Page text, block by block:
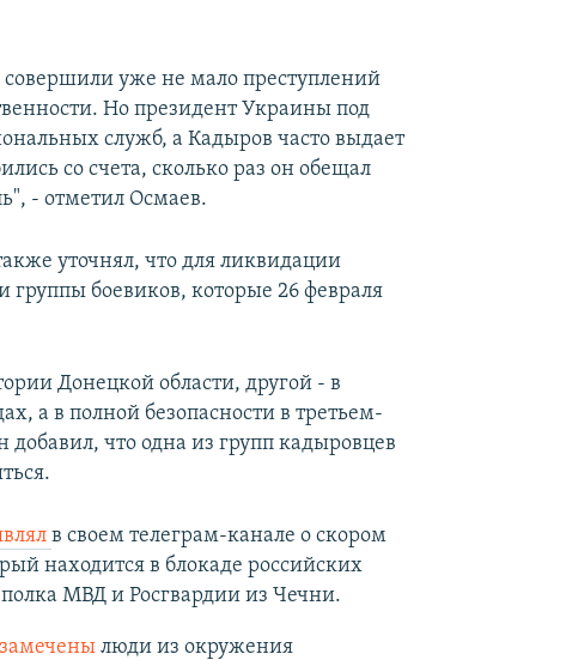
уже не мало преступлений
Но президент Украины под
служб, а Кадыров часто выдает
со счета, сколько раз он обещал
- отметил Осмаев.
уточнял, что для ликвидации
группы боевиков, которые 26 февраля
Донецкой области, другой - в
а в полной безопасности в третьем-
что одна из групп кадыровцев
в своем телеграм-канале о скором
находится в блокаде российских
МВД и Росгвардии из Чечни.
замечены люди из окружения